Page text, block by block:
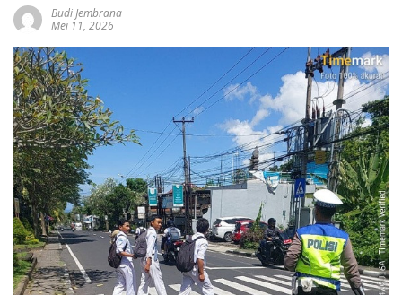
Budi Jembrana
Mei 11, 2026